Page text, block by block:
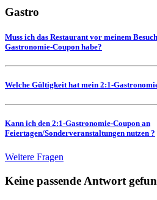
Gastro
Muss ich das Restaurant vor meinem
Gastronomie-Coupon habe?
Welche Gültigkeit hat mein 2:1-
Kann ich den 2:1-Gastronomie-Coupon an
Feiertagen/Sonderveranstaltungen nutzen ?
Weitere Fragen
Keine passende Antwort